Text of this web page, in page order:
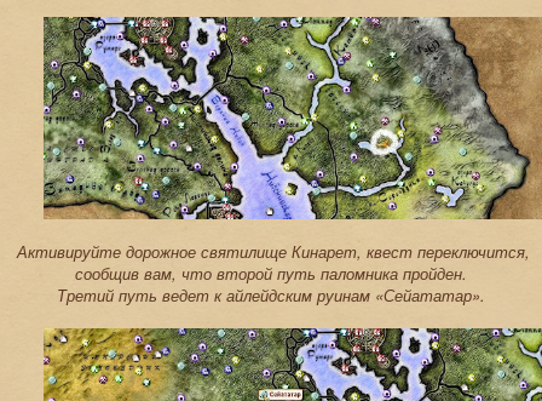
Активируйте дорожное святилище Кинарет, квест переключится,
сообщив вам, что второй путь паломника пройден.
Третий путь ведет к айлейдским руинам «Сейататар».